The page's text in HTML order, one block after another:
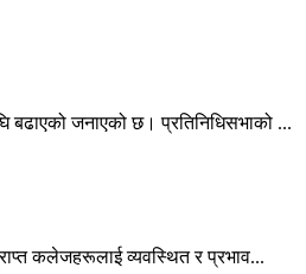
बढाएको जनाएको छ। प्रतिनिधिसभाको ...
कलेजहरूलाई व्यवस्थित र प्रभाव...